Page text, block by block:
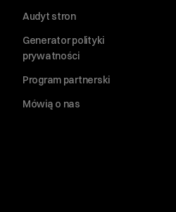
Audyt stron
Generator polityki
prywatności
Program partnerski
Mówią o nas